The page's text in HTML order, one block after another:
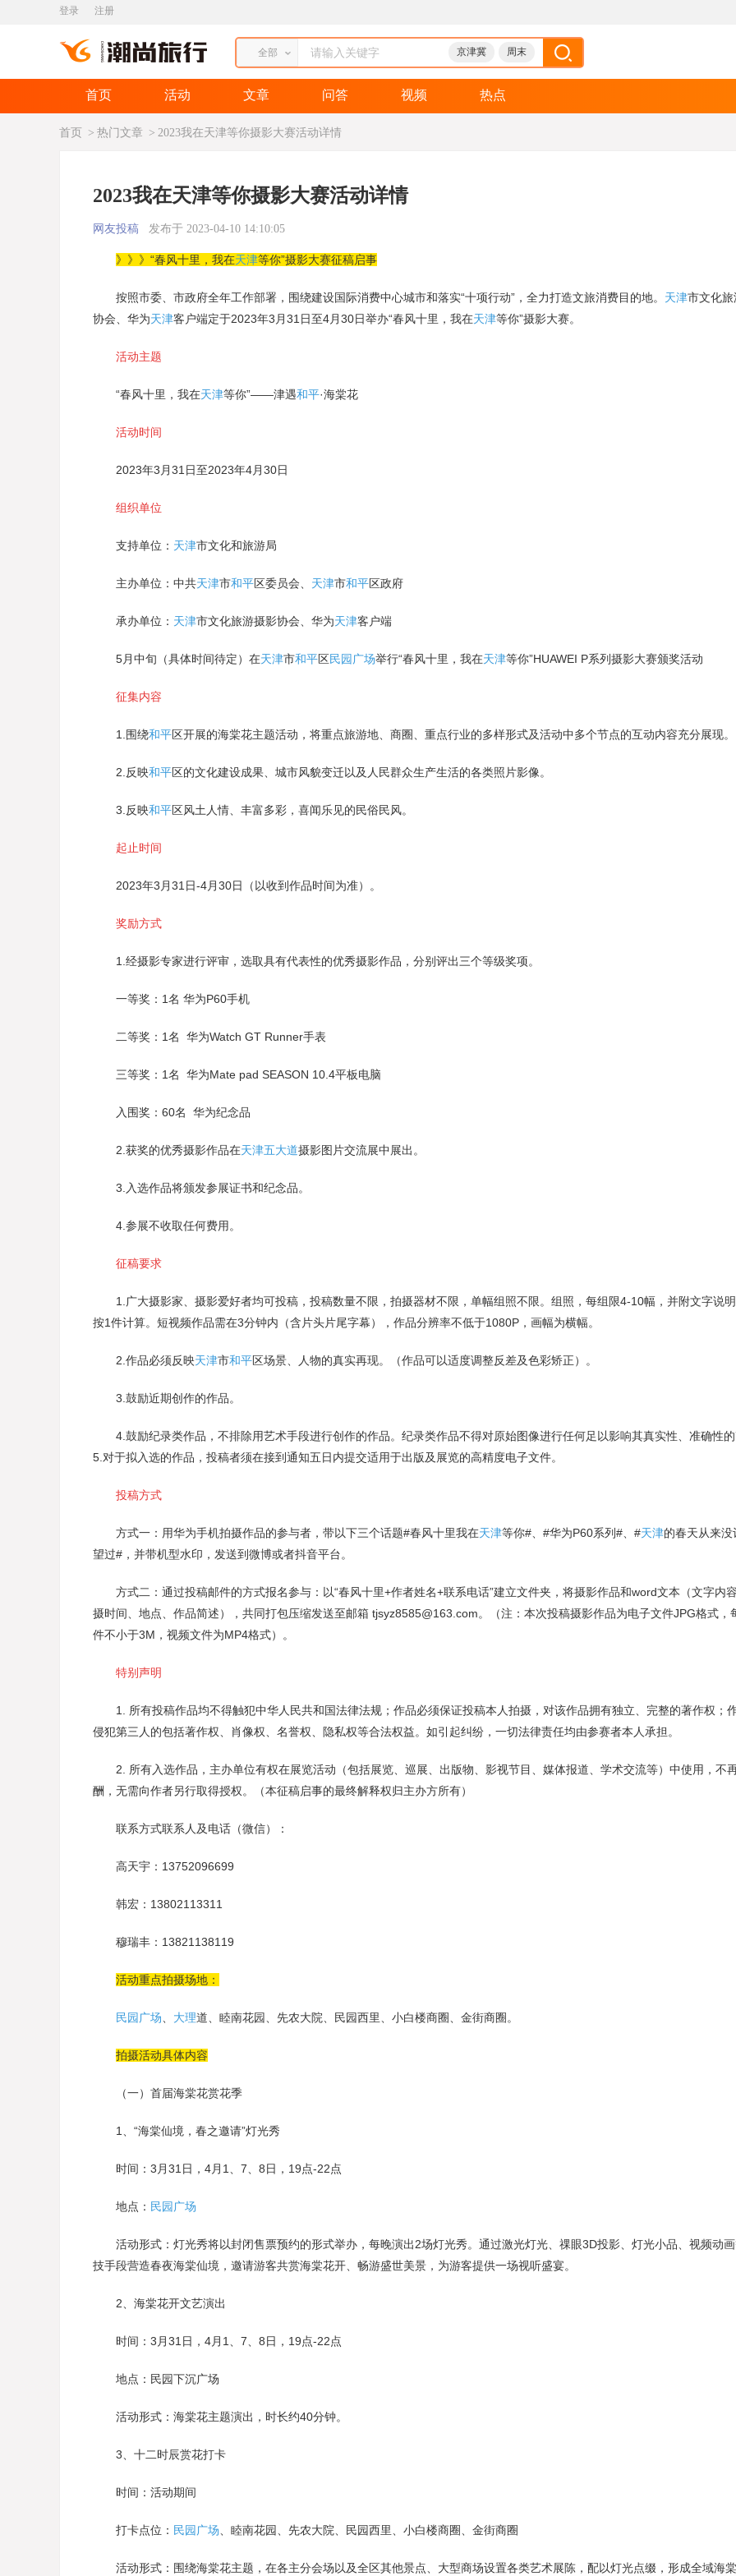
登录 注册
全部 京津冀 周末
首页 活动 文章 问答 视频 热点
首页 > 热门文章 > 2023我在天津等你摄影大赛活动详情
2023我在天津等你摄影大赛活动详情
网友投稿 发布于 2023-04-10 14:10:05
》》》“春风十里，我在天津等你”摄影大赛征稿启事
按照市委、市政府全年工作部署，围绕建设国际消费中心城市和落实“十项行动”，全力打造文旅消费目的地。 天津市文化
协会、华为天津客户端定于2023年3月31日至4月30日举办“春风十里，我在天津等你”摄影大赛。
活动主题
“春风十里，我在天津等你”——津遇和平·海棠花
活动时间
2023年3月31日至2023年4月30日
组织单位
支持单位： 天津市文化和旅游局
主办单位：中共天津市和平区委员会、 天津市和平区政府
承办单位： 天津市文化旅游摄影协会、华为天津客户端
5月中旬（具体时间待定）在天津市和平区民园广场举行“春风十里，我在天津等你”HUAWEI P系列摄影大赛颁奖活动
征集内容
1.围绕和平区开展的海棠花主题活动，将重点旅游地、商圈、重点行业的多样形式及活动中多个节点的互动内容充分展现。
2.反映和平区的文化建设成果、城市风貌变迁以及人民群众生产生活的各类照片影像。
3.反映和平区风土人情、丰富多彩，喜闻乐见的民俗民风。
起止时间
2023年3月31日-4月30日（以收到作品时间为准）。
奖励方式
1.经摄影专家进行评审，选取具有代表性的优秀摄影作品，分别评出三个等级奖项。
一等奖：1名 华为P60手机
二等奖：1名 华为Watch GT Runner手表
三等奖：1名 华为Mate pad SEASON 10.4平板电脑
入围奖：60名 华为纪念品
2.获奖的优秀摄影作品在天津五大道摄影图片交流展中展出。
3.入选作品将颁发参展证书和纪念品。
4.参展不收取任何费用。
征稿要求
1.广大摄影家、摄影爱好者均可投稿，投稿数量不限，拍摄器材不限，单幅组照不限。组照，每组限4-10幅，并附文字说
按1件计算。短视频作品需在3分钟内（含片头片尾字幕），作品分辨率不低于1080P，画幅为横幅。
2.作品必须反映天津市和平区场景、人物的真实再现。（作品可以适度调整反差及色彩矫正）。
3.鼓励近期创作的作品。
4.鼓励纪录类作品，不排除用艺术手段进行创作的作品。纪录类作品不得对原始图像进行任何足以影响其真实性、准确性的
5.对于拟入选的作品，投稿者须在接到通知五日内提交适用于出版及展览的高精度电子文件。
投稿方式
方式一：用华为手机拍摄作品的参与者，带以下三个话题#春风十里我在天津等你#、#华为P60系列#、#天津的春天从来没
望过#，并带机型水印，发送到微博或者抖音平台。
方式二：通过投稿邮件的方式报名参与：以“春风十里+作者姓名+联系电话”建立文件夹，将摄影作品和word文本（文字内
摄时间、地点、作品简述），共同打包压缩发送至邮箱 tjsyz8585@163.com。（注：本次投稿摄影作品为电子文件JPG格式，
件不小于3M，视频文件为MP4格式）。
特别声明
1. 所有投稿作品均不得触犯中华人民共和国法律法规；作品必须保证投稿本人拍摄，对该作品拥有独立、完整的著作权；
侵犯第三人的包括著作权、肖像权、名誉权、隐私权等合法权益。如引起纠纷，一切法律责任均由参赛者本人承担。
2. 所有入选作品，主办单位有权在展览活动（包括展览、巡展、出版物、影视节目、媒体报道、学术交流等）中使用，不
酬，无需向作者另行取得授权。（本征稿启事的最终解释权归主办方所有）
联系方式联系人及电话（微信）：
高天宇：13752096699
韩宏：13802113311
穆瑞丰：13821138119
活动重点拍摄场地：
民园广场 大理道、睦南花园、先农大院、民园西里、小白楼商圈、金街商圈。
拍摄活动具体内容
（一）首届海棠花赏花季
1、“海棠仙境，春之邀请”灯光秀
时间：3月31日，4月1、7、8日，19点-22点
地点： 民园广场
活动形式：灯光秀将以封闭售票预约的形式举办，每晚演出2场灯光秀。通过激光灯光、祼眼3D投影、灯光小品、视频动
技手段营造春夜海棠仙境，邀请游客共赏海棠花开、畅游盛世美景，为游客提供一场视听盛宴。
2、海棠花开文艺演出
时间：3月31日，4月1、7、8日，19点-22点
地点：民园下沉广场
活动形式：海棠花主题演出，时长约40分钟。
3、十二时辰赏花打卡
时间：活动期间
打卡点位： 民园广场 、睦南花园、先农大院、民园西里、小白楼商圈、金街商圈
活动形式：围绕海棠花主题，在各主分会场以及全区其他景点、大型商场设置各类艺术展陈，配以灯光点缀，形成全域海棠